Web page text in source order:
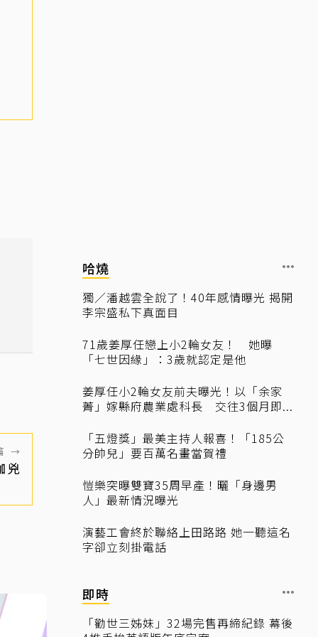
→
兇
哈燒
獨／潘越雲全說了！40年感情曝光 揭開
李宗盛私下真面目
71歲姜厚任戀上小2輪女友！ 她曝
「七世因緣」：3歲就認定是他
姜厚任小2輪女友前夫曝光！以「余家
菁」嫁縣府農業處科長 交往3個月即...
「五燈獎」最美主持人報喜！「185公
分帥兒」要百萬名畫當賀禮
愷樂突曝雙寶35周早產！曬「身邊男
人」最新情況曝光
演藝工會終於聯絡上田路路 她一聽這名
字卻立刻掛電話
即時
「勸世三姊妹」32場完售再締紀錄 幕後